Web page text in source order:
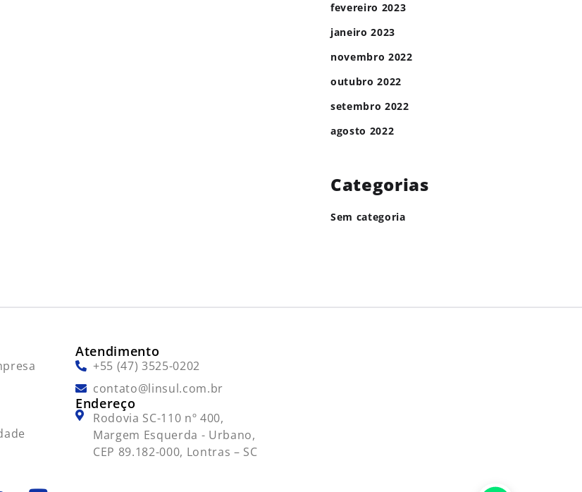
fevereiro 2023
janeiro 2023
novembro 2022
outubro 2022
setembro 2022
agosto 2022
Categorias
Sem categoria
Atendimento
+55 (47) 3525-0202
contato@linsul.com.br
Endereço
Rodovia SC-110 nº 400,
Margem Esquerda - Urbano,
CEP 89.182-000, Lontras – SC